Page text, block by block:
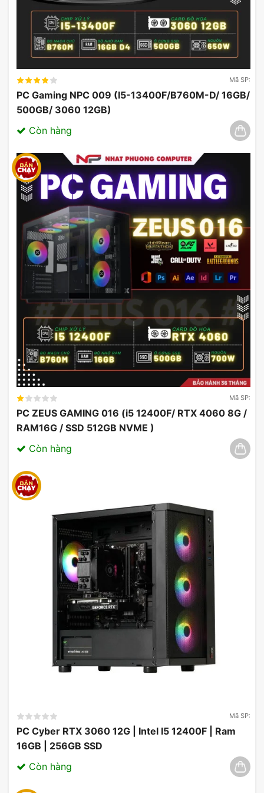
Bộ Nhớ Ram PC Adata Lancer Blade RGB
16Gb DDR5 6000Mh Black
RAM sử dụng 2 thanh Bộ Nhớ Ram PC Adata
Lancer Blade RGB 16Gb DDR5 6000Mh Black ,
giúp bạn dễ dàng đạt được hiệu năng cao nhờ
chạy Dual channel. Ngoài ra RAM còn hỗ trợ EXPO
giúp người dùng khai thác tối đa hiệu năng sản
phẩm chỉ với 1 cú click chuột.
Card màn hình ZOTAC GAMING GeForce
RTX 4070 SUPER Twin Edge OC 12GB
GDDR6X
Dòng Card màn hình ZOTAC GAMING GeForce RTX
4070 SUPER Twin Edge OC 12GB GDDR6X mới
nhất từ Zotac: hiệu năng cao cấp, tản nhiệt hiệu
quả, tối ưu hóa điện năng tiêu thụ, kích thước gọn
Mã SP:
PC Gaming NPC 009 (I5-13400F/B760M-D/ 16GB/
500GB/ 3060 12GB)
Còn hàng
Mã SP:
PC ZEUS GAMING 016 (i5 12400F/ RTX 4060 8G /
RAM16G / SSD 512GB NVME )
Còn hàng
Mã SP:
PC Cyber RTX 3060 12G | Intel I5 12400F | Ram
16GB | 256GB SSD
Còn hàng